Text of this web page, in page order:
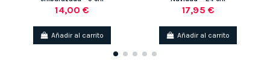
14,00 €
Añadir al carrito
17,95 €
Añadir al carrito